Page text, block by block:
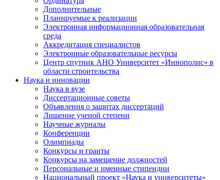
Дополнительные
Планируемые к реализации
Электронная информационная образовательная
среда
Аккредитация специалистов
Электронные образовательные ресурсы
Центр спутник АНО Университет «Иннополис» в
области строительства
Наука и инновации
Наука в вузе
Диссертационные советы
Объявления о защитах диссертаций
Лишение ученой степени
Научные журналы
Конференции
Олимпиады
Конкурсы и гранты
Конкурсы на замещение должностей
Персональные и именные стипендии
Национальный проект «Наука и университеты»